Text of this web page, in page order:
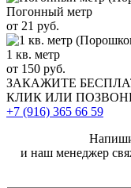
Погонный метр
от 21 руб.
1 кв. метр
от 150 руб.
ЗАКАЖИТЕ
КЛИК ИЛИ
+7 (916) 365 66 59
и наш менеджер